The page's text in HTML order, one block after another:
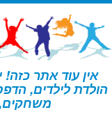
דלג
לתוכן
אין עוד אתר כזה!
הולדת לילדים,
דף הבית » הדפסות –